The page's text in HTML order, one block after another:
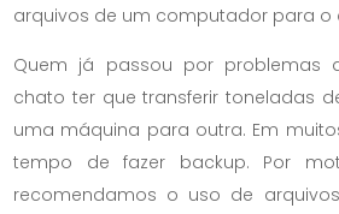
arquivos de um computador para o
Quem já passou por problemas
chato ter que transferir toneladas
uma máquina para outra. Em
tempo de fazer backup. Por
recomendamos o uso de